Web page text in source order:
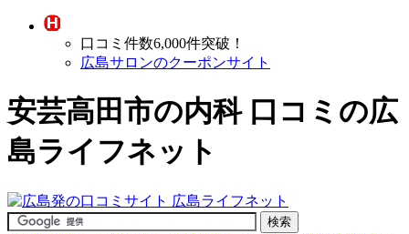
口コミ件数6,000件突破！
広島サロンのクーポンサイト
安芸高田市の内科 口コミの広
島ライフネット